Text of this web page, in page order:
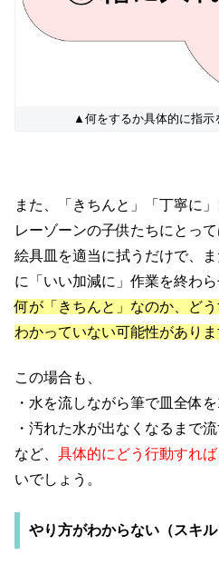
▲何をするか具体的に指示
また、「きちんと」「丁寧に
レーゾーンの子供たちにとって
絵具皿を適当に拭うだけで、
に「いい加減に」作業を終わ
何が「きちんと」なのか、ど
わかっていない可能性がありま
この場合も、
・水を流しながら筆で皿全体
・汚れた水が出なくなるまで
など、 具体的にどう行動すれ
いでしょう。
やり方がわからない（スキル